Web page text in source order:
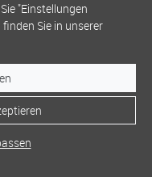
"Einstellungen
Sie in unserer